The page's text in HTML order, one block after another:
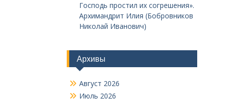
Господь простил их согрешения».
Архимандрит Илия (Бобровников
Николай Иванович)
Архивы
Август 2026
Июль 2026